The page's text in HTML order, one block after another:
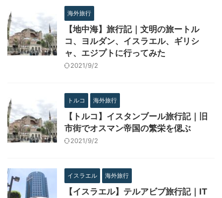
海外旅行
【地中海】旅行記｜文明の旅ートル
コ、ヨルダン、イスラエル、ギリシ
ャ、エジプトに行ってみた
2021/9/2
トルコ 海外旅行
【トルコ】イスタンブール旅行記｜旧
市街でオスマン帝国の繁栄を偲ぶ
2021/9/2
イスラエル 海外旅行
【イスラエル】テルアビブ旅行記｜IT